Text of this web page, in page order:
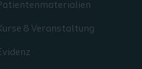
& Veranstaltung